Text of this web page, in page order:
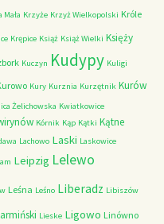
Mała Krzyże Krzyż Wielkopolski Króle
Krępice Książ Książ Wielki Księży
Kuczyn Kudypy Kuligi
Kury Kurznia Kurzętnik Kurów
Żelichowska Kwiatkowice
Kórnik Kąp Kątki Kątne
Lachowo Laski Laskowice
Leipzig Lelewo
Leśna Leśno Liberadz Libiszów
Lieske Ligowo Linówno